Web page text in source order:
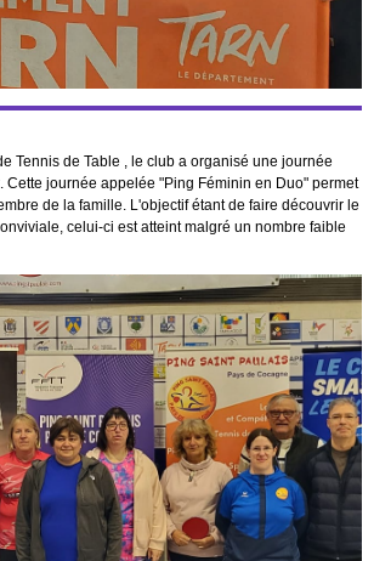
Tennis de Table , le club a organisé une journée
journée appelée "Ping Féminin en Duo" permet
de la famille. L'objectif étant de faire découvrir le
celui-ci est atteint malgré un nombre faible